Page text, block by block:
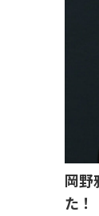
岡野
た！